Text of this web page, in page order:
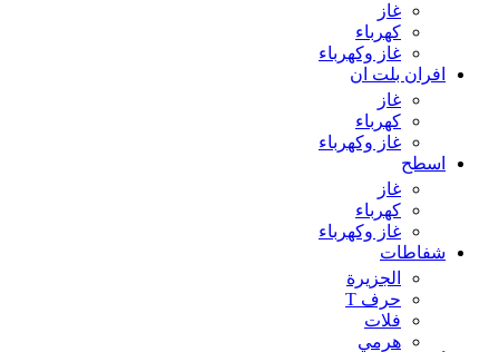
غاز
كهرباء
غاز وكهرباء
افران بلت ان
غاز
كهرباء
غاز وكهرباء
اسطح
غاز
كهرباء
غاز وكهرباء
شفاطات
الجزيرة
حرف T
فلات
هرمي